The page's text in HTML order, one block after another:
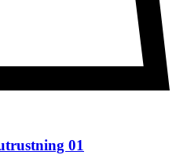
01